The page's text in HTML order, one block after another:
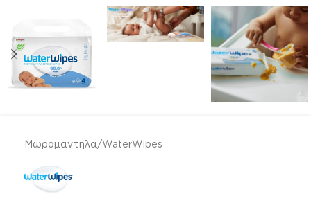
Μωρομαντηλα/WaterWipes